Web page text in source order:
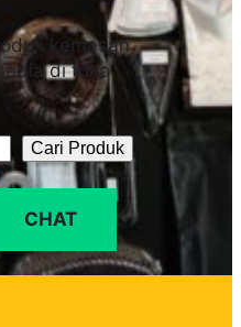
kemasan
di toko
Cari Produk
CHAT